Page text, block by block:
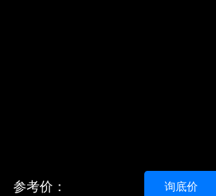
参考价： 询底价